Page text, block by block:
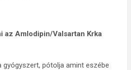
az Amlodipin/Valsartan Krka
gyógyszert, pótolja amint eszébe